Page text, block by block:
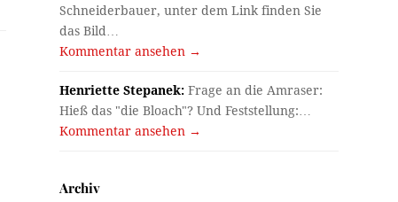
Schneiderbauer, unter dem Link finden Sie
das Bild…
Kommentar ansehen →
Henriette Stepanek: Frage an die Amraser:
Hieß das "die Bloach"? Und Feststellung:…
Kommentar ansehen →
Archiv